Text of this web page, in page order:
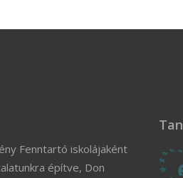
Fenntartó iskolájaként
építve, Don